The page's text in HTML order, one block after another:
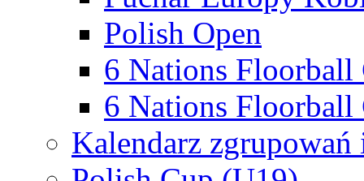
Polish Open
6 Nations Floorball
6 Nations Floorball
Kalendarz